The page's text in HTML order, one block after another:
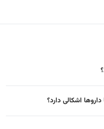
اشکالی دارد؟